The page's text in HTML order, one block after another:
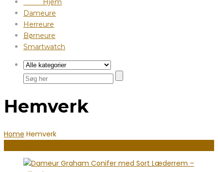
Hjem
Dameure
Herreure
Børneure
Smartwatch
Hemverk
Home Hemverk